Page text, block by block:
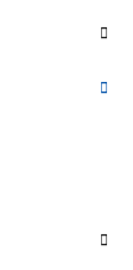
P
o
s
n
a
e
e